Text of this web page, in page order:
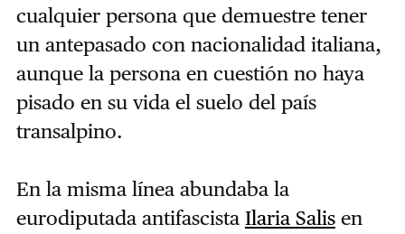
cualquier persona que demuestre tener
un antepasado con nacionalidad italiana,
aunque la persona en cuestión no haya
pisado en su vida el suelo del país
transalpino.
En la misma línea abundaba la
eurodiputada antifascista Ilaria Salisen